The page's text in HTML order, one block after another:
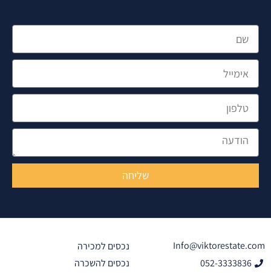
שליחה
052-3333836
נכסים למכירה
נכסים להשכרה